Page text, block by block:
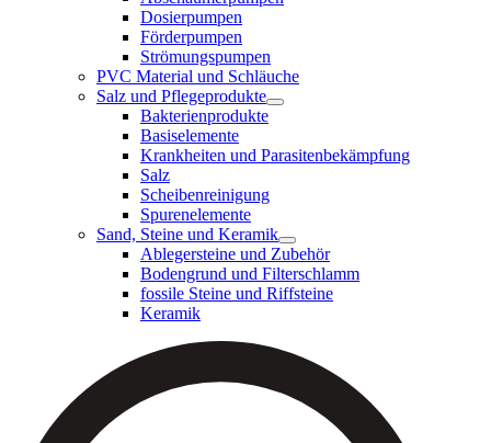
Dosierpumpen
Förderpumpen
Strömungspumpen
PVC Material und Schläuche
Salz und Pflegeprodukte
Bakterienprodukte
Basiselemente
Krankheiten und Parasitenbekämpfung
Salz
Scheibenreinigung
Spurenelemente
Sand, Steine und Keramik
Ablegersteine und Zubehör
Bodengrund und Filterschlamm
fossile Steine und Riffsteine
Keramik